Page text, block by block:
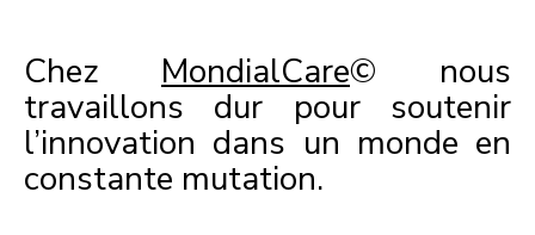
Chez MondialCare© nous
travaillons dur pour soutenir
l’innovation dans un monde en
constante mutation.